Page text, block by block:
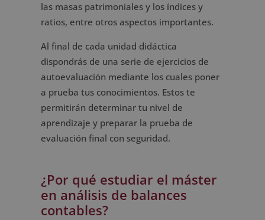
las masas patrimoniales y los índices y
ratios, entre otros aspectos importantes.
Al final de cada unidad didáctica
dispondrás de una serie de ejercicios de
autoevaluación mediante los cuales poner
a prueba tus conocimientos. Estos te
permitirán determinar tu nivel de
aprendizaje y preparar la prueba de
evaluación final con seguridad.
¿Por qué estudiar el máster
en análisis de balances
contables?